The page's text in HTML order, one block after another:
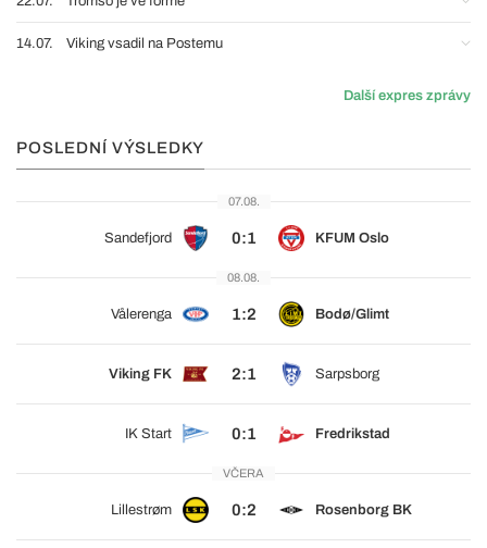
14.07. Viking vsadil na Postemu
Další expres zprávy
POSLEDNÍ VÝSLEDKY
07.08.
Sandefjord 0:1 KFUM Oslo
08.08.
Vålerenga 1:2 Bodø/Glimt
Viking FK 2:1 Sarpsborg
IK Start 0:1 Fredrikstad
VČERA
Lillestrøm 0:2 Rosenborg BK